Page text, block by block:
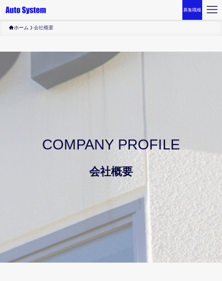
募集職種
ホーム 会社概要
COMPANY PROFILE
会社概要